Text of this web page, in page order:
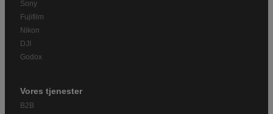
Sony
Fujifilm
Nikon
DJI
Godox
Vores tjenester
B2B